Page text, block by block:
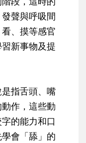
聲與呼吸間
、摸等感官
新事物及提
指舌頭、嘴
作，這些動
的能力和口
會「舔」的